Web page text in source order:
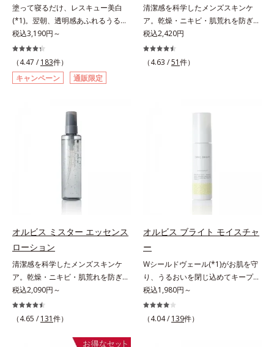
る美白(*1)有効成分「トラネキサム
酸」を配合しました。さらに、シリ
ーズ共通の美容成分「GLルートブ
ースター(*9)」を配合することで、
肌のふっくら感や透明感を叶えま
す。美白ケアしながら多角的なエイ
ジングケアが叶うシリーズに。3ス
感を。効果的なシナジー設計で、あ
なたのエイジングケアを応援しま
す。*1 メラニンの生成を抑え、シ
ミ・ソバカスを防ぐ（ウォッシュを
除く）*2 オルビス内スキンケアシ
リーズの保湿力*3 年齢に応じたお
手入れのこと*4 うるおいによる
*5 乾燥、ハリ・ツヤのなさ*6
セラカエルレア果汁、ノバラエキス
配合＝うるおいを与えハリと透明感
に満ちた肌へ導く保湿成分*9 メマ
ツヨイグサ抽出液、スイカズラエキ
ス配合＝角層のすみずみまで水分・
油分を保ち、ハリ・ツヤを与える保
湿成分*10 気持ちのこと
「トラネキサム酸」を配合しまし
た。さらに、シリーズ共通の美容成
分(*7)「GLルートブースター(*9)」
を配合することで、肌のふっくら感
や透明感を叶えます。美白ケアしな
シナジー設計で、あなたのエイジン
年齢に応じたお手入れのこと*4 う
るおいによる*5 乾燥、ハリ・ツヤ
のなさ*6 乾燥による*7 保湿成分*8
ロニセラカエルレア果汁、ノバラエ
キス配合＝うるおいを与えハリと透
明感に満ちた肌へ導く保湿成分*9
メマツヨイグサ抽出液、スイカズラ
エキス配合＝角層のすみずみまで水
分・油分を保ち、ハリ・ツヤを与え
る保湿成分*10 気持ちのこと各商品
の詳しい情報は商品ページをご覧く
ださい。・BEAUTY夏祭りは、こち
塗って寝るだけ、レスキュー美白
(*1)。翌朝、透明感あふれるうるぷ
る肌を叶える、お守り涼感ジェルパ
ック。紫外線を浴びた日の夜は、ひ
んやり気持ちいいジェルでお肌をレ
スキュー！ メラニンの産生指令が
活発になる夜の肌環境に着目して、
(*2)ツヤ肌”へと整える夜用ジェルパ
ックです。ぷるぷるジェルを肌にの
せると、シートマスクのようにピタ
ッと密着。水ハリ膜が肌のうるおい
をキープしながら、やわらかさをア
ップ。美白(*1)と保湿の両方にアプ
ローチする「トラネキサム酸-
SG(*3)」、肌荒れや日焼けによる肌
のほてりを予防する「グリチルリチ
ン酸ジカリウム(*4)」など、たっぷ
りの保湿成分が浸透しやすい肌環境
を叶えます。はじめはピタッと密着
するテクスチャーは、肌になじむご
とにもっちり質感に、最後はなめら
かな水膜へと3変化。普段の保湿液
をこのジェルにおきかえて塗って眠
るだけで、うるおいながらもベタつ
リカバリーします。*1 メラニンの
税込3,190円～
（4.47 / 183件）
キャンペーン
通販限定
清潔感を科学したメンズスキンケ
ア。乾燥・ニキビ・肌荒れを防ぎハ
リ・ツヤのある、好印象な清潔透明
肌(*1)へ。オルビスミスターは、男
性の清潔感、爽やかさ、若々しさの
(*3)。ニキビ・肌荒れ予防有効成分
印象の鍵となるハリ・ツヤへもアプ
ローチする進化を遂げました。うる
おいを逃しやすい男性肌に着目し、
アイテム同士をなじみやすくする
「うるおいコネクト設計」を採用。
8アイテム分の機能を3ステップに集
約し、よりシンプルなお手入れで、
ハリ・ツヤのある好印象な清潔透明
肌(*1)へ導きます。*1 うるおいによ
る透明感のある肌*2 男性の顔画像
を用いた印象評価において、基準画
像に対して、頬全体に輝度分布がな
税込2,420円
（4.63 /51件）
オルビス ミスター エッセンス
ローション
清潔感を科学したメンズスキンケ
ア。乾燥・ニキビ・肌荒れを防ぎハ
リ・ツヤのある、好印象な清潔透明
肌(*1)へ。オルビス ミスターは、男
性の清潔感、爽やかさ、若々しさの
な光（＝ツヤ）が男性の印象に重要
税込2,090円～
（4.65 / 131件）
オルビス ブライト モイスチャ
ー
Wシールドヴェール(*1)がお肌を守
り、うるおいを閉じ込めてキープす
る美白(*2)保湿液。業界初(*3)知見
「メラニンの第三のルート」である
「横のひろがり」に着目して、全方
税込1,980円～
（4.04 / 139件）